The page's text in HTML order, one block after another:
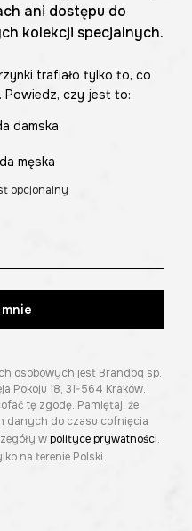
ani dostępu do
kolekcji specjalnych.
trafiało tylko to, co
Powiedz, czy jest to:
damska
męska
opcjonalny
osobowych jest Brandbq sp.
Pokoju 18, 31-564 Kraków.
tę zgodę. Pamiętaj, że
danych do czasu cofnięcia
w polityce prywatności.
na terenie Polski.